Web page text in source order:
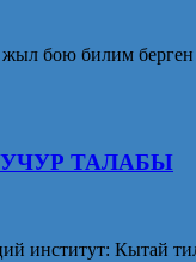
бою билим
ТАЛАБЫ
Кытай